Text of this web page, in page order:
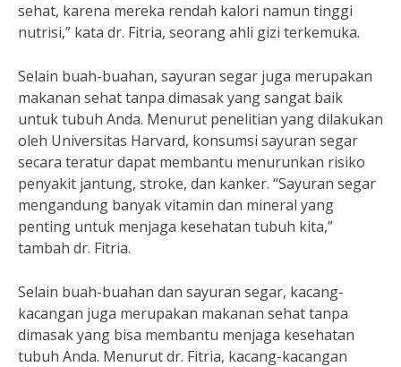
sehat, karena mereka rendah kalori namun tinggi
nutrisi,” kata dr. Fitria, seorang ahli gizi terkemuka.
Selain buah-buahan, sayuran segar juga merupakan
makanan sehat tanpa dimasak yang sangat baik
untuk tubuh Anda. Menurut penelitian yang dilakukan
oleh Universitas Harvard, konsumsi sayuran segar
secara teratur dapat membantu menurunkan risiko
penyakit jantung, stroke, dan kanker. “Sayuran segar
mengandung banyak vitamin dan mineral yang
penting untuk menjaga kesehatan tubuh kita,”
tambah dr. Fitria.
Selain buah-buahan dan sayuran segar, kacang-
kacangan juga merupakan makanan sehat tanpa
dimasak yang bisa membantu menjaga kesehatan
tubuh Anda. Menurut dr. Fitria, kacang-kacangan